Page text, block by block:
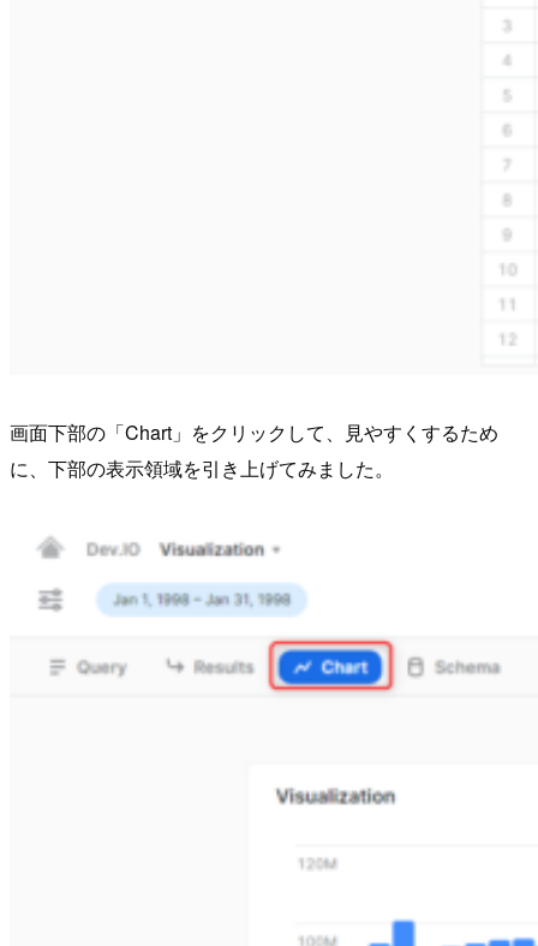
画面下部の「Chart」をクリックして、見やすくするため
に、下部の表示領域を引き上げてみました。